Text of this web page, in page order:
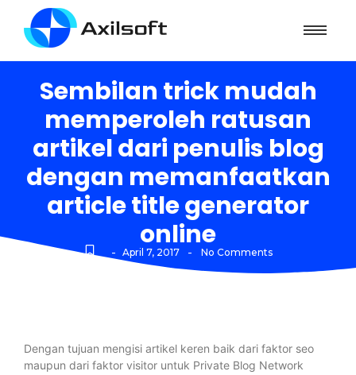
Sembilan trick mudah
memperoleh ratusan
artikel dari penulis blog
dengan memanfaatkan
article title generator
online
- April 7, 2017 - No Comments
Dengan tujuan mengisi artikel keren baik dari faktor seo
maupun dari faktor visitor untuk Private Blog Network